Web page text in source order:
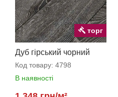
Дуб гірський чорний
Код товару: 4798
В наявності
торг